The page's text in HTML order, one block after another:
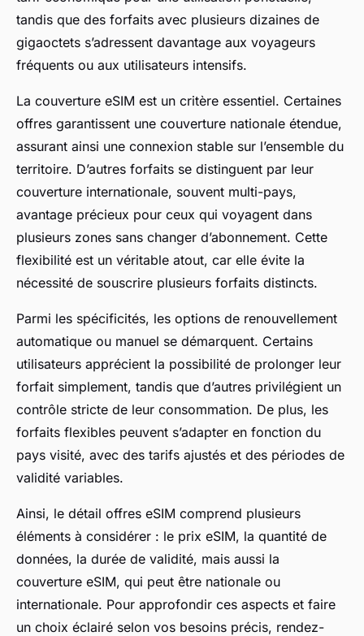
tandis que des forfaits avec plusieurs dizaines de
gigaoctets s’adressent davantage aux voyageurs
fréquents ou aux utilisateurs intensifs.
La couverture eSIM est un critère essentiel. Certaines
offres garantissent une couverture nationale étendue,
assurant ainsi une connexion stable sur l’ensemble du
territoire. D’autres forfaits se distinguent par leur
couverture internationale, souvent multi-pays,
avantage précieux pour ceux qui voyagent dans
plusieurs zones sans changer d’abonnement. Cette
flexibilité est un véritable atout, car elle évite la
nécessité de souscrire plusieurs forfaits distincts.
Parmi les spécificités, les options de renouvellement
automatique ou manuel se démarquent. Certains
utilisateurs apprécient la possibilité de prolonger leur
forfait simplement, tandis que d’autres privilégient un
contrôle stricte de leur consommation. De plus, les
forfaits flexibles peuvent s’adapter en fonction du
pays visité, avec des tarifs ajustés et des périodes de
validité variables.
Ainsi, le détail offres eSIM comprend plusieurs
éléments à considérer : le prix eSIM, la quantité de
données, la durée de validité, mais aussi la
couverture eSIM, qui peut être nationale ou
internationale. Pour approfondir ces aspects et faire
un choix éclairé selon vos besoins précis, rendez-